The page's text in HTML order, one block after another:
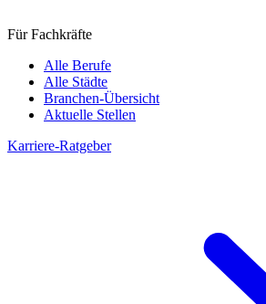
Für Fachkräfte
Alle Berufe
Alle Städte
Branchen-Übersicht
Aktuelle Stellen
Karriere-Ratgeber